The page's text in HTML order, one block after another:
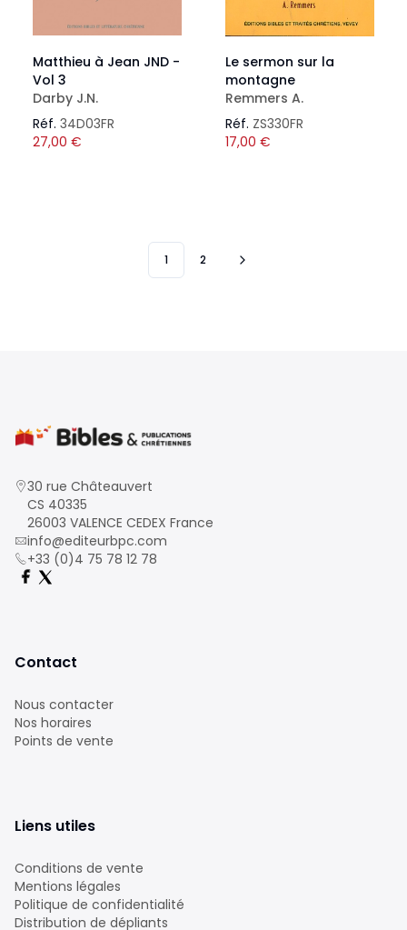
Matthieu à Jean JND -
Vol 3
Darby J.N.
Réf. 34D03FR
27,00 €
Le sermon sur la
montagne
Remmers A.
Réf. ZS330FR
17,00 €
1 2
30 rue Châteauvert
CS 40335
26003 VALENCE CEDEX France
info@editeurbpc.com
+33 (0)4 75 78 12 78
Contact
Nous contacter
Nos horaires
Points de vente
Liens utiles
Conditions de vente
Mentions légales
Politique de confidentialité
Distribution de dépliants